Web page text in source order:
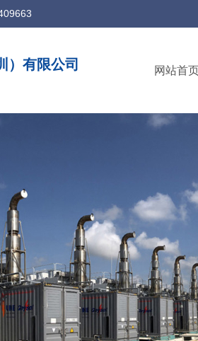
）有限公司 网站首